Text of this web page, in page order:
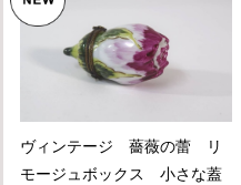
ヴィンテージ 薔薇の蕾 リ
モージュボックス 小さな蓋